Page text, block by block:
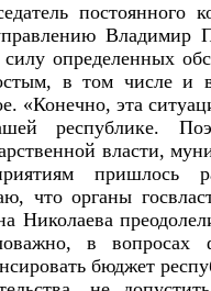
Владимир
определенных
в том числе и
«Конечно, эта
республике.
власти,
пришлось
что органы
Николаева
в вопросах
бюджет